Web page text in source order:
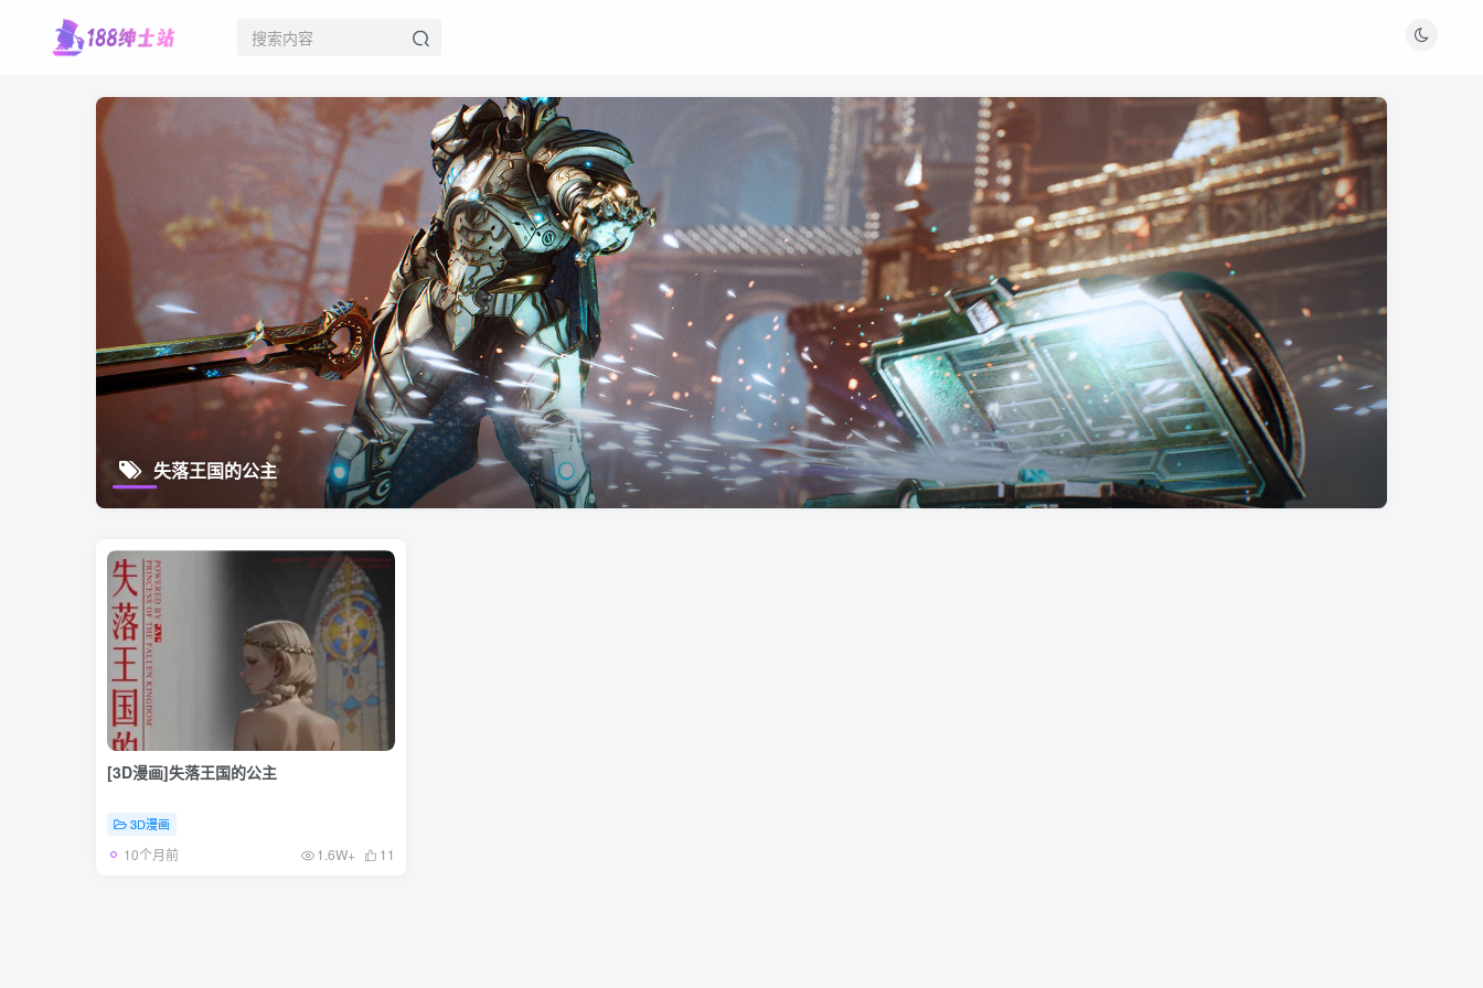
失落王国的公主
[3D漫画]失落王国的公主
3D漫画
10个月前 1.6W+ 11